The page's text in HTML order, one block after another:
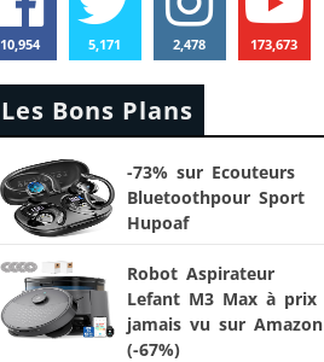
10,954 5,171 2,478 173,673
Les Bons Plans
-73% sur Ecouteurs
Bluetoothpour Sport
Hupoaf
Robot Aspirateur
Lefant M3 Max à prix
jamais vu sur Amazon
(-67%)